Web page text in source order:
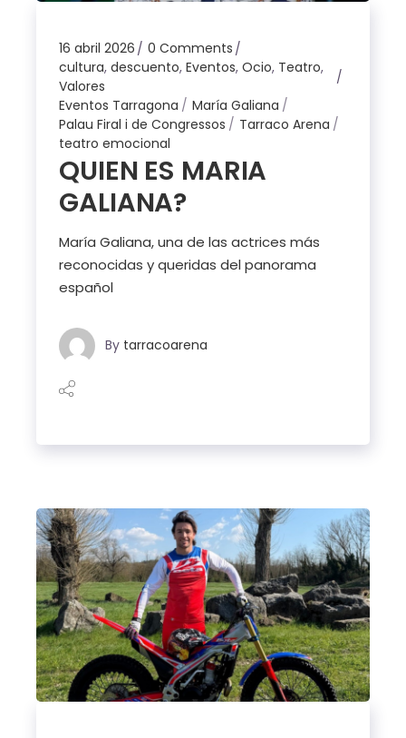
16 abril 2026
0 Comments
cultura,descuento,Eventos,Ocio, Teatro,
Valores
Eventos Tarragona
María Galiana
Palau Firal i de Congressos
Tarraco Arena
teatro emocional
QUIEN ES MARIA
GALIANA?
María Galiana, una de las actrices más
reconocidas y queridas del panorama
español
By tarracoarena